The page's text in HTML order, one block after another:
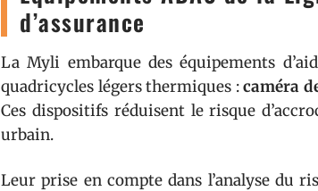
d’assurance
La Myli embarque des équipements
quadricycles légers thermiques :caméra
Ces dispositifs réduisent le risque
urbain.
Leur prise en compte dans l’analyse du